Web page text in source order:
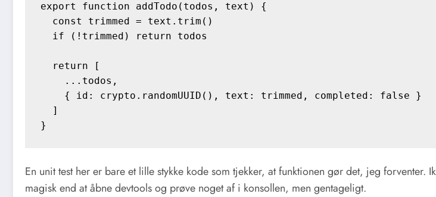
export function addTodo(todos, text) {
  const trimmed = text.trim()
  if (!trimmed) return todos
  return [
    ...todos,
    { id: crypto.randomUUID(), text: trimmed, completed: false }
  ]
En unit test her er bare et lille stykke kode som tjekker, at funktionen gør det, jeg forventer.
magisk end at åbne devtools og prøve noget af i konsollen, men gentageligt.